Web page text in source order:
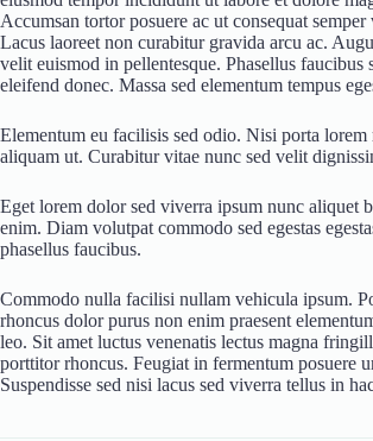
Accumsan tortor posuere ac ut consequat semper
Lacus laoreet non curabitur gravida arcu ac.
velit euismod in pellentesque. Phasellus faucibus
eleifend donec. Massa sed elementum tempus
Elementum eu facilisis sed odio. Nisi porta lorem
aliquam ut. Curabitur vitae nunc sed velit
Eget lorem dolor sed viverra ipsum nunc aliquet
enim. Diam volutpat commodo sed egestas
phasellus faucibus.
Commodo nulla facilisi nullam vehicula ipsum.
rhoncus dolor purus non enim praesent
leo. Sit amet luctus venenatis lectus magna
porttitor rhoncus. Feugiat in fermentum posuere
Suspendisse sed nisi lacus sed viverra tellus in